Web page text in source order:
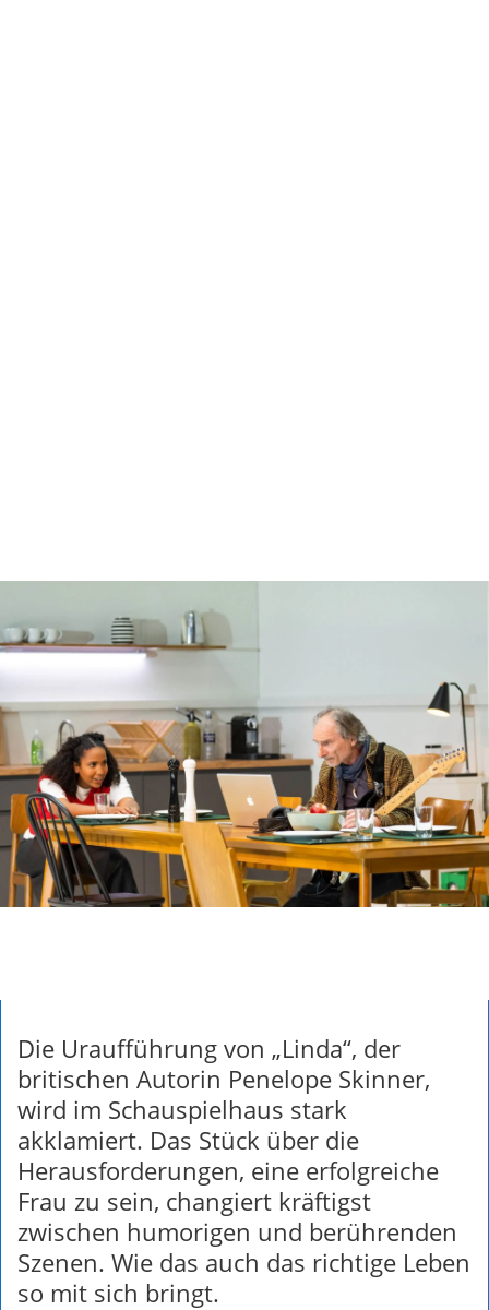
Die Uraufführung von „Linda“, der
britischen Autorin Penelope Skinner,
wird im Schauspielhaus stark
akklamiert. Das Stück über die
Herausforderungen, eine erfolgreiche
Frau zu sein, changiert kräftigst
zwischen humorigen und berührenden
Szenen. Wie das auch das richtige Leben
so mit sich bringt.